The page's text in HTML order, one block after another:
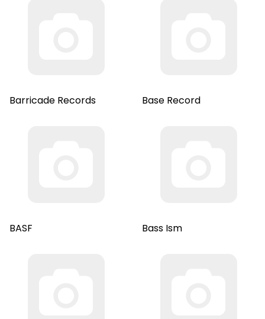
Barricade Records Base Record
BASF Bass Ism